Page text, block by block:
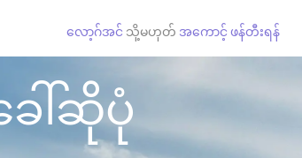
လော့ဂ်အင် သို့မဟုတ် အကောင့် ဖန်တီးရန်
ေါ်ဆိုပုံ